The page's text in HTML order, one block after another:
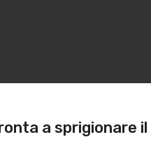
a sprigionare il